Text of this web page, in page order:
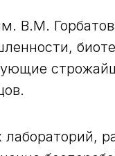
В.М.